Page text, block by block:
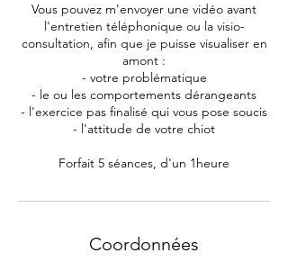
Vous pouvez m'envoyer une vidéo avant
l'entretien téléphonique ou la visio-
consultation, afin que je puisse visualiser en
amont :
- votre problématique
- le ou les comportements dérangeants
- l'exercice pas finalisé qui vous pose soucis
- l'attitude de votre chiot
Coordonnées